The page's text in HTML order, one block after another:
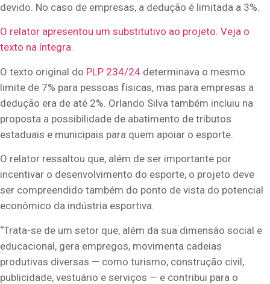
devido. No caso de empresas, a dedução é limitada a 3%.
O relator apresentou um substitutivo ao projeto. Veja o
texto na íntegra.
O texto original do PLP 234/24 determinava o mesmo
limite de 7% para pessoas físicas, mas para empresas a
dedução era de até 2%. Orlando Silva também incluiu na
proposta a possibilidade de abatimento de tributos
estaduais e municipais para quem apoiar o esporte.
O relator ressaltou que, além de ser importante por
incentivar o desenvolvimento do esporte, o projeto deve
ser compreendido também do ponto de vista do potencial
econômico da indústria esportiva.
“Trata-se de um setor que, além da sua dimensão social e
educacional, gera empregos, movimenta cadeias
produtivas diversas — como turismo, construção civil,
publicidade, vestuário e serviços — e contribui para o